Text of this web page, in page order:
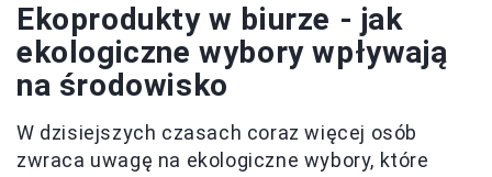
Ekoprodukty w biurze - jak
ekologiczne wybory wpływają
na środowisko
W dzisiejszych czasach coraz więcej osób
zwraca uwagę na ekologiczne wybory, które